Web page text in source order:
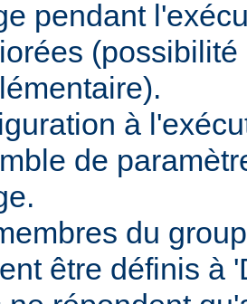
pendant
à
de
du
être définis à